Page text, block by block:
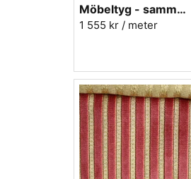
Möbeltyg - sammet svart - Noblesse nr.4
1 555 kr / meter